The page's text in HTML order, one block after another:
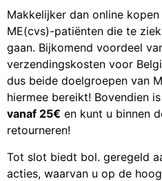
Makkelijker dan online
ME(cvs)-patiënten die te
gaan. Bijkomend voordeel
verzendingskosten voor
dus beide doelgroepen van
hiermee bereikt! Bovendien
vanaf 25€ en kunt u binnen
retourneren!
Tot slot biedt bol. geregeld
acties, waarvan u op de